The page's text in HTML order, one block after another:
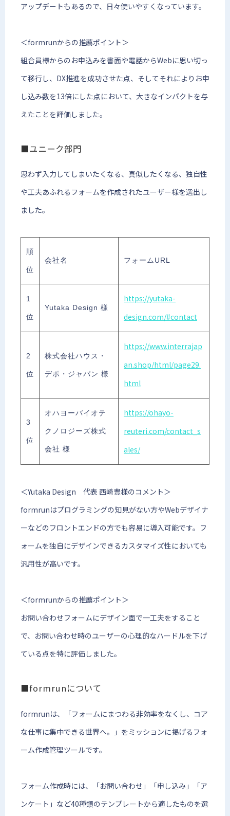
アップデートもあるので、日々使いやすくなっています。
＜formrunからの推薦ポイント＞
組合員様からのお申込みを書面や電話からWebに思い切っ
て移行し、DX推進を成功させた点、そしてそれによりお申
し込み数を13倍にした点において、大きなインパクトを与
えたことを評価しました。
■ユニーク部門
思わず入力してしまいたくなる、真似したくなる、独自性
や工夫あふれるフォームを作成されたユーザー様を選出し
ました。
順
位
会社名 フォームURL
1
位
Yutaka Design 様
https://yutaka-
design.com/#contact
2
位
株式会社ハウス・
デポ・ジャパン 様
https://www.interrajap
an.shop/html/page29.
html
3
位
オハヨーバイオテ
クノロジーズ株式
会社 様
https://ohayo-
reuteri.com/contact_s
ales/
＜Yutaka Design 代表 西崎豊様のコメント＞
formrunはプログラミングの知見がない方やWebデザイナ
ーなどのフロントエンドの方でも容易に導入可能です。フ
ォームを独自にデザインできるカスタマイズ性においても
汎用性が高いです。
＜formrunからの推薦ポイント＞
お問い合わせフォームにデザイン面で一工夫をすること
で、お問い合わせ時のユーザーの心理的なハードルを下げ
ている点を特に評価しました。
■formrunについて
formrunは、「フォームにまつわる非効率をなくし、コア
な仕事に集中できる世界へ。」をミッションに掲げるフォ
ーム作成管理ツールです。
フォーム作成時には、「お問い合わせ」「申し込み」「ア
ンケート」など40種類のテンプレートから適したものを選